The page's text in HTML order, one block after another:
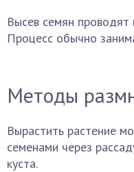
Высев семян проводят
Процесс обычно
Методы
Вырастить растение
семенами через
куста.